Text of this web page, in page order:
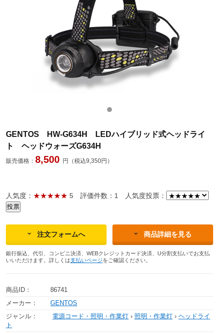
GENTOS HW-G634H LEDハイブリッド式ヘッドライ
ト ヘッドウォーズG634H
販売価格： 8,500 円（税込9,350円）
人気度： ★★★★★ 5 評価件数：1 人気度投票：
注文フォームへ 商品詳細を見る
銀行振込、代引、コンビニ決済、WEBクレジットカード決済、U分割支払いでお支払
いいただけます。詳しくは支払いページをご確認ください。
商品ID：
86741
メーカー：
GENTOS
ジャンル：
電源コード・照明・作業灯 › 照明・作業灯 › ヘッドライ
ト